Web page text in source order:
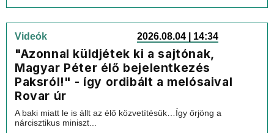
Videók 2026.08.04 | 14:34
"Azonnal küldjétek ki a sajtónak,
Magyar Péter élő bejelentkezés
Paksról!" - így ordibált a melósaival
Rovar úr
A baki miatt le is állt az élő közvetítésük…Így őrjöng a
nárcisztikus miniszt...